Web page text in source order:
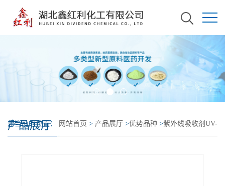
产品展厅
您当前的位置： 网站首页 > 产品展厅 >优势品种 >紫外线吸收剂UV-